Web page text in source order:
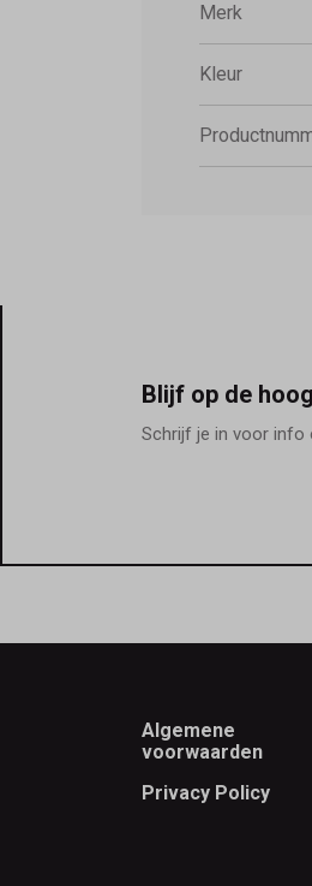
Merk
Kleur
Blijf op de
Schrijf je in voor info
Footer
Algemene
voorwaarden
Privacy Policy